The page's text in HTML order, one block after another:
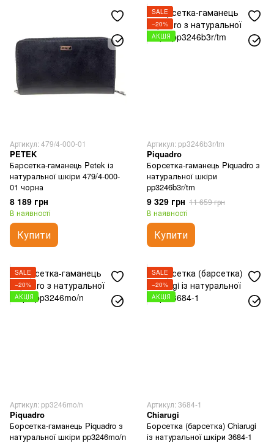
Артикул: 479/4-000-01
PETEK
Барсетка-гаманець Petek із
натуральної шкіри 479/4-000-
01 чорна
8 189 грн
В наявності
Купити
SALE
−20%
АКЦІЯ
Артикул: pp3246b3r/tm
Piquadro
Борсетка-гаманець Piquadro з
натуральної шкіри
pp3246b3r/tm
9 329 грн 11 659 грн
В наявності
Купити
SALE
−20%
АКЦІЯ
Артикул: pp3246mo/n
Piquadro
Борсетка-гаманець Piquadro з
натуральної шкіри pp3246mo/n
SALE
−20%
АКЦІЯ
Артикул: 3684-1
Chiarugi
Борсетка (барсетка) Chiarugi
із натуральної шкіри 3684-1